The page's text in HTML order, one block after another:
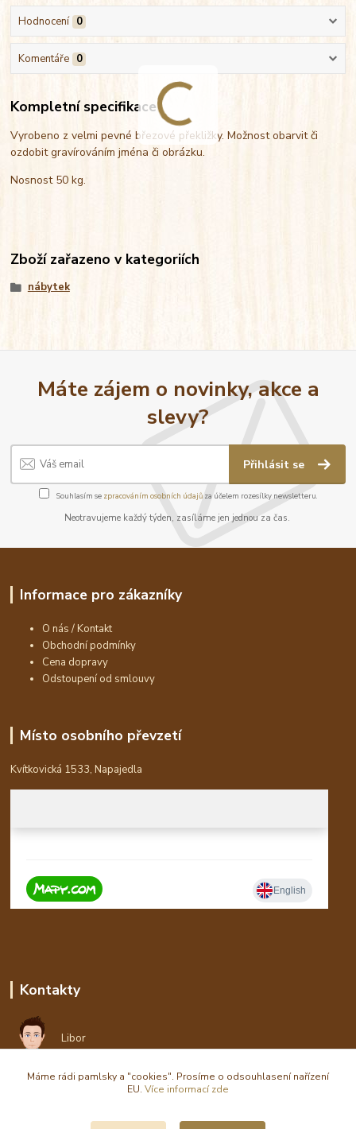
Hodnocení 0
Komentáře 0
Kompletní specifikace
Vyrobeno z velmi pevné březové překližky. Možnost obarvit či
ozdobit gravírováním jména či obrázku.
Nosnost 50 kg.
Zboží zařazeno v kategoriích
nábytek
Máte zájem o novinky, akce a
slevy?
Přihlásit se
Souhlasím se zpracováním osobních údajůza účelem rozesílky newsletteru.
Neotravujeme každý týden, zasíláme jen jednou za čas.
Informace pro zákazníky
O nás / Kontakt
Obchodní podmínky
Cena dopravy
Odstoupení od smlouvy
Místo osobního převzetí
Kvítkovická 1533, Napajedla
Kontakty
Libor
eshop(zavináč)waldi.cz
Máme rádi pamlsky a "cookies". Prosíme o odsouhlasení nařízení
EU. Více informací zde